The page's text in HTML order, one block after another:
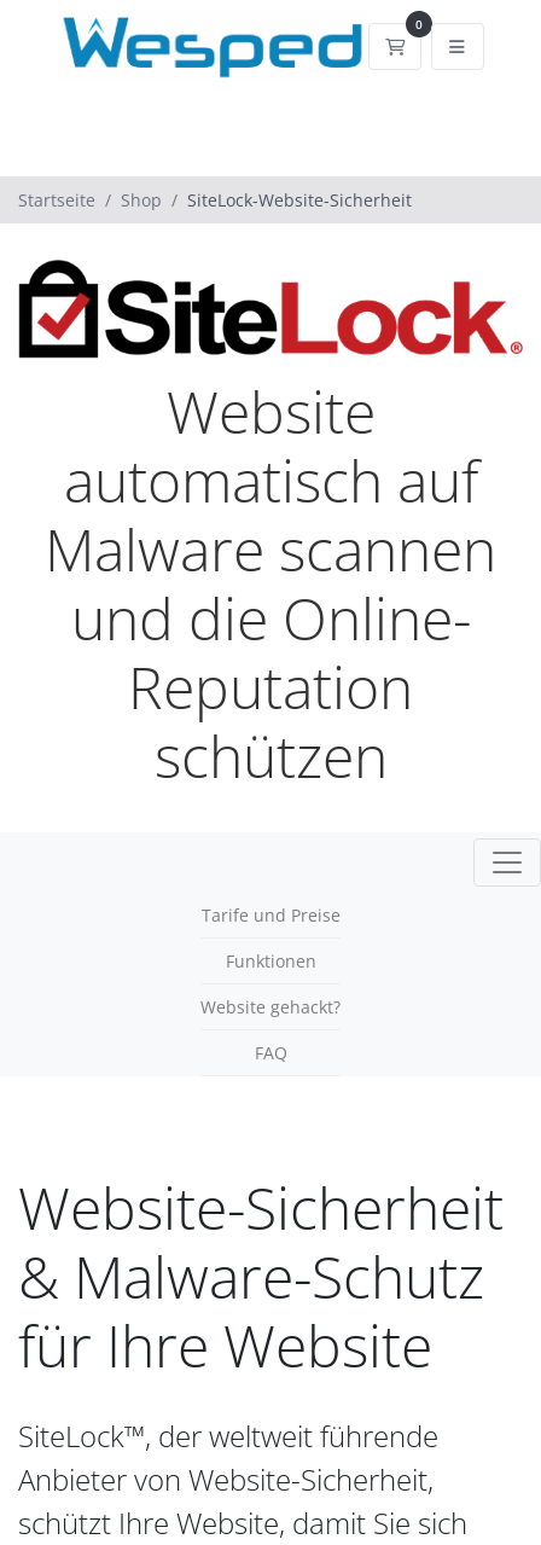
0
Mein Warenkorb
Startseite Shop SiteLock-Website-Sicherheit
Website
automatisch auf
Malware scannen
und die Online-
Reputation
schützen
Tarife und Preise
Funktionen
Website gehackt?
FAQ
Website-Sicherheit
& Malware-Schutz
für Ihre Website
SiteLock™, der weltweit führende
Anbieter von Website-Sicherheit,
schützt Ihre Website, damit Sie sich